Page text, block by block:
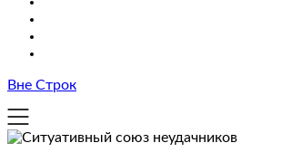
Вне Строк